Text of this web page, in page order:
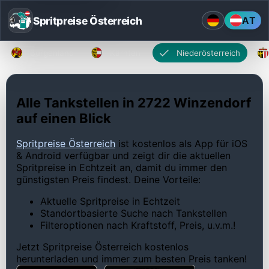
Spritpreise Österreich AT
Niederösterreich
Alle Tankstellen in 2722 Winzendorf
auf einen Blick
Spritpreise Österreich ist kostenlos als App für iOS
& Android verfügbar und zeigt dir die aktuellen
Spritpreise in Echtzeit an, damit du immer den
günstigsten Preis findest. Deine Vorteile:
Aktuelle Spritpreise in Echtzeit
Standortbasierte Suche nach Tankstellen
Filteroptionen nach Kraftstoff, Preis, u.v.m.!
Jetzt Spritpreise Österreich kostenlos
herunterladen und immer zum besten Preis tanken!